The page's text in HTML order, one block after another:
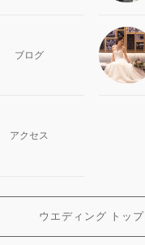
ブログ
アクセス
ウエディング トップ